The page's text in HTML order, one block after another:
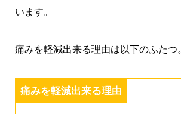
います。
痛みを軽減出来る理由は以下のふたつ。
痛みを軽減出来る理由